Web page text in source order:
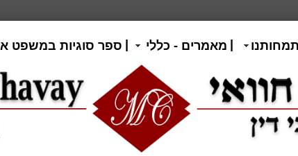
מאמרים - כללי ספר סוגיות במשפט